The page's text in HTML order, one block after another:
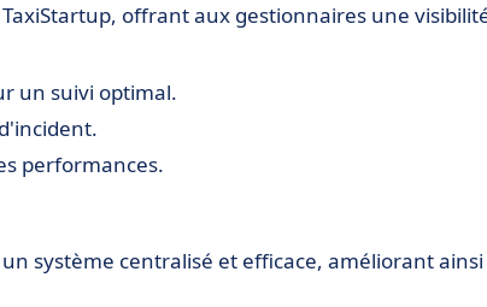
offrant aux gestionnaires une
un suivi optimal.
performances.
système centralisé et efficace, améliorant